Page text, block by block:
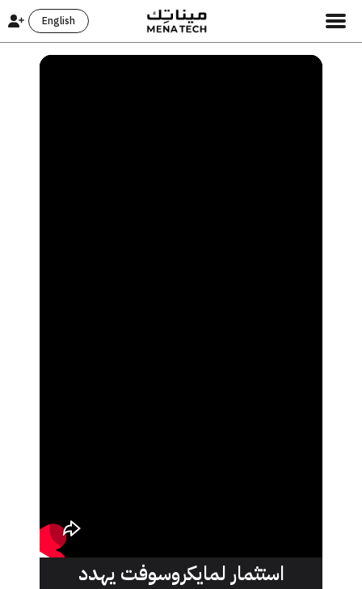
English
استثمار لمايكروسوفت يهدد